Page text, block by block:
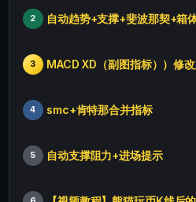
2 自动趋势+支撑+斐波那契+箱
3 MACD XD（副图指标））修
4 smc+肯特那合并指标
5 自动支撑阻力+进场提示